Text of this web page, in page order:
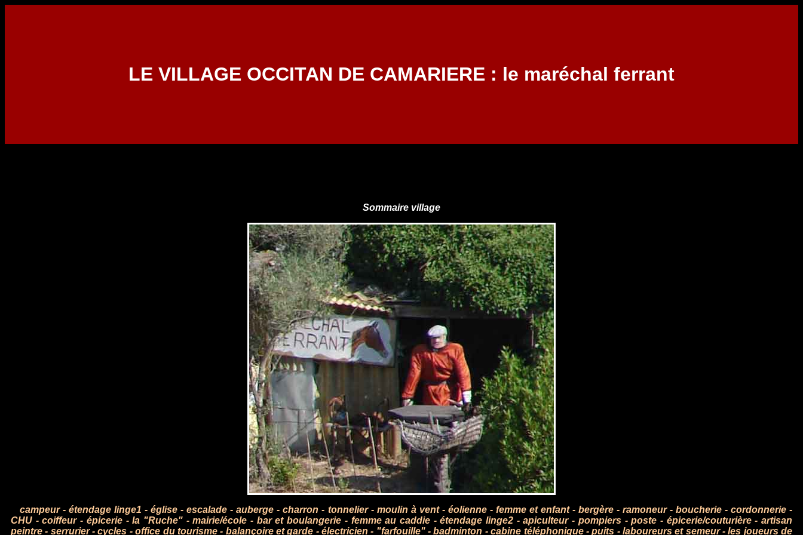
LE VILLAGE OCCITAN DE CAMARIERE : le maréchal ferrant
Sommaire village
campeur-étendage linge1 -église -escalade-auberge -charron - tonnelier- moulin à vent - éolienne- femme et enfant- bergère- ramoneur- boucherie -cordonnerie -
CHU -coiffeur- épicerie-la "Ruche"-mairie/école - bar et boulangerie - femme au caddie-étendage linge2 -apiculteur - pompiers-poste - épicerie/couturière-artisan
peintre - serrurier-cycles -office du tourisme- balançoire et garde -électricien - "farfouille"-badminton -cabine téléphonique-puits - laboureurs et semeur-les joueurs de